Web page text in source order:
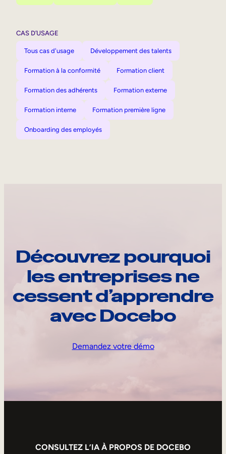
CAS D’USAGE
Tous cas d'usage Développement des talents
Formation à la conformité Formation client
Formation des adhérents Formation externe
Formation interne Formation première ligne
Onboarding des employés
Découvrez pourquoi
les entreprises ne
cessent d’apprendre
avec Docebo
Demandez votre démo
CONSULTEZ L’IA À PROPOS DE DOCEBO